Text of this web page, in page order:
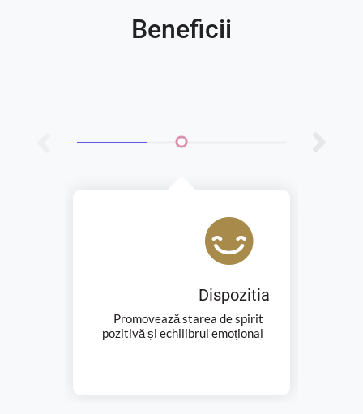
Beneficii
Dispozitia
Promovează starea de spirit
pozitivă și echilibrul emoțional